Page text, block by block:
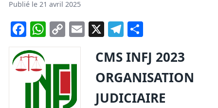
Publié le 21 avril 2025
Facebook
WhatsApp
Copy
Link
Email
X Telegram
Partager
CMS INFJ 2023
ORGANISATION
JUDICIAIRE